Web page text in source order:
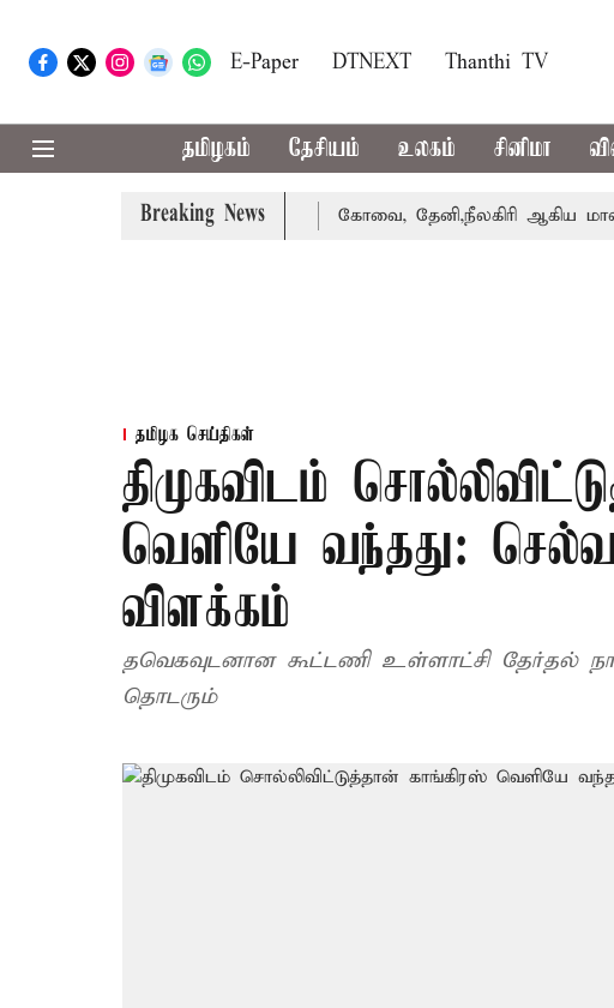
E-Paper DTNEXT Thanthi TV
தமிழகம் தேசியம் உலகம் சினிமா
Breaking News
வாபஸ் பெற்றார் சங்கீதா கோவை, தேனி,நீலகிரி ஆகிய
தமிழக செய்திகள்
திமுகவிடம்
வெளியே வந்தது:
விளக்கம்
தவெகவுடனான கூட்டணி உள்ளாட்சி தேர்தல்
தொடரும்